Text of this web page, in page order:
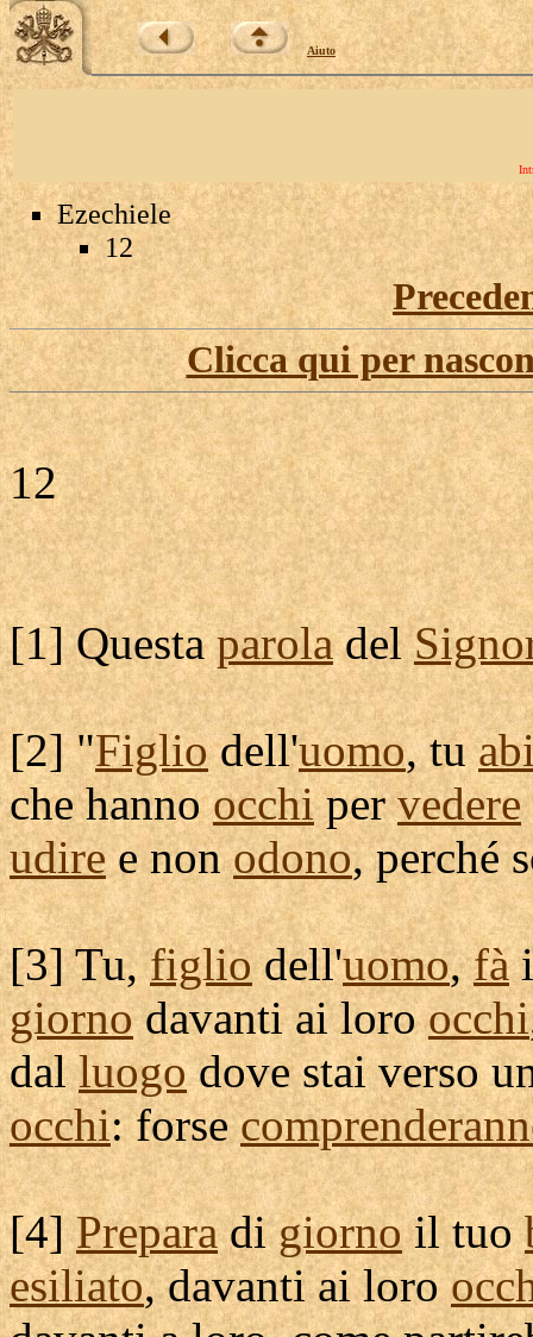
Aiuto
Ezechiele
12
Clicca qui per
12
[1] Questaparoladel
[2] "Figliodell'uomo, tu
che hannoocchipervedere
udiree nonodono, perché
[3] Tu,figliodell'uomo,fà
giornodavanti ai loroocchi
dalluogodove stai verso
occhi: forse
[4]Preparadigiornoil tuo
esiliato, davanti ai loro